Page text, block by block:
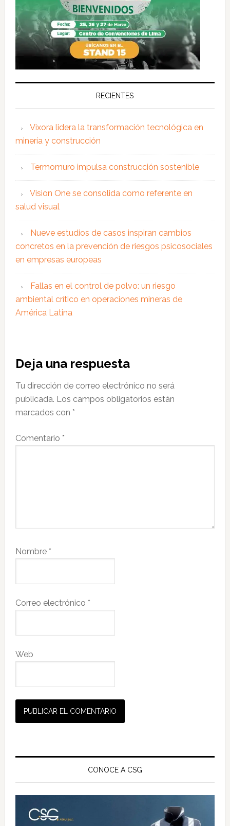
RECIENTES
Vixora lidera la transformación tecnológica en
minería y construcción
Termomuro impulsa construcción sostenible
Vision One se consolida como referente en
salud visual
Nueve estudios de casos inspiran cambios
concretos en la prevención de riesgos psicosociales
en empresas europeas
Fallas en el control de polvo: un riesgo
ambiental crítico en operaciones mineras de
América Latina
Interacciones
con
los
lectores
Deja una respuesta
Tu dirección de correo electrónico no será
publicada. Los campos obligatorios están
marcados con *
Comentario *
Nombre *
Correo electrónico *
Web
Barra
principal
CONOCE A CSG